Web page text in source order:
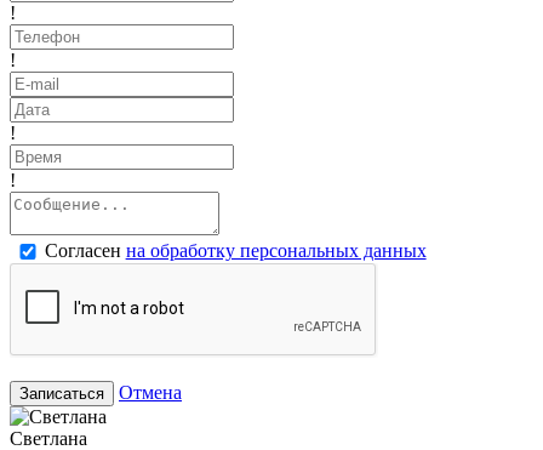
!
!
!
!
Согласен на обработку персональных данных
Записаться Отмена
Светлана